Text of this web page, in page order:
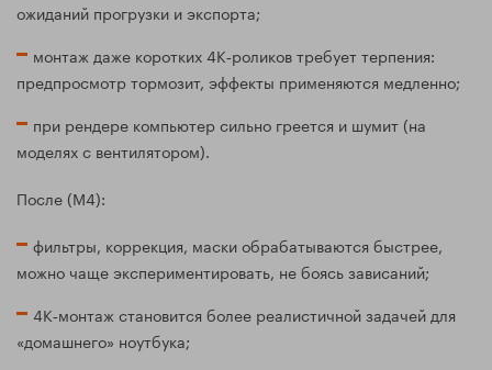
ожиданий прогрузки и экспорта;
монтаж даже коротких 4K‑роликов требует терпения:
предпросмотр тормозит, эффекты применяются медленно;
при рендере компьютер сильно греется и шумит (на
моделях с вентилятором).
После (M4):
фильтры, коррекция, маски обрабатываются быстрее,
можно чаще экспериментировать, не боясь зависаний;
4K‑монтаж становится более реалистичной задачей для
«домашнего» ноутбука;